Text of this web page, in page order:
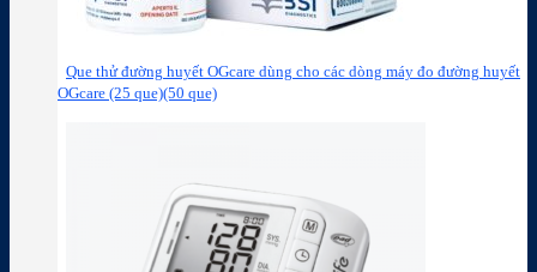
Que thử đường huyết OGcare dùng cho các dòng máy đo đường huyết
OGcare (25 que)(50 que)